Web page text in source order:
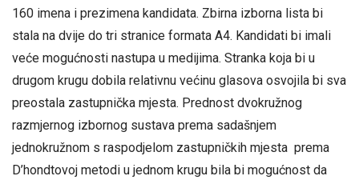
160 imena i prezimena kandidata. Zbirna izborna lista bi
stala na dvije do tri stranice formata A4. Kandidati bi imali
veće mogućnosti nastupa u medijima. Stranka koja bi u
drugom krugu dobila relativnu većinu glasova osvojila bi sva
preostala zastupnička mjesta. Prednost dvokružnog
razmjernog izbornog sustava prema sadašnjem
jednokružnom s raspodjelom zastupničkih mjesta prema
D’hondtovoj metodi u jednom krugu bila bi mogućnost da